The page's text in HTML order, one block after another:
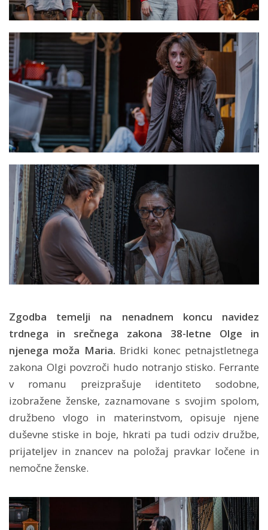
Zgodba temelji na nenadnem koncu navidez
trdnega in srečnega zakona 38-letne Olge in
njenega moža Maria. Bridki konec petnajstletnega
zakona Olgi povzroči hudo notranjo stisko. Ferrante
v romanu preizprašuje identiteto sodobne,
izobražene ženske, zaznamovane s svojim spolom,
družbeno vlogo in materinstvom, opisuje njene
duševne stiske in boje, hkrati pa tudi odziv družbe,
prijateljev in znancev na položaj pravkar ločene in
nemočne ženske.